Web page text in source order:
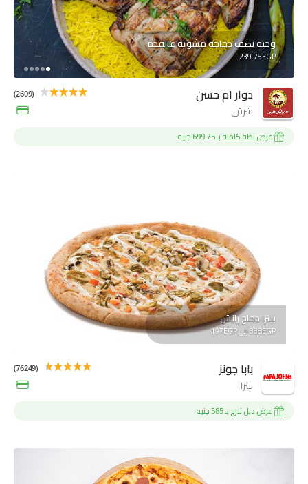
وجبة نصف دجاجة مشوية عالفحم
239.75EGP
(2609) دوار ام حسن
شرقي
عرض بطة كاملة بـ 699.75 جنيه
بيتزا دجاج رانش
338EGP إلى 197EGP
(76249) بابا جونز
بيتزا
عرض دبل لارج بـ 585 جنيه